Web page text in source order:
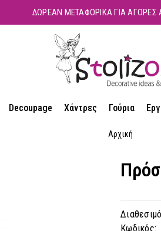
ΔΩΡΕΑΝ ΜΕΤΑΦΟΡΙΚΑ ΓΙΑ ΑΓΟΡΕΣ
Decoupage Χάντρες Γούρια
Αρχική
Κωδικός: